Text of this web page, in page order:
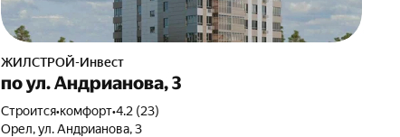
ЖИЛСТРОЙ-Инвест
по ул. Андрианова, 3
Строится•комфорт•4.2 (23)
Орел, ул. Андрианова, 3